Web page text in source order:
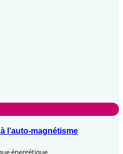
l’auto-magnétisme
énergétique